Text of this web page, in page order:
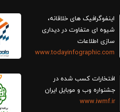
اینفوگرافیک های خلاقانه،
سازی اطلاعات
www.todayinfographic.com
افتخارات کسب شده در
جشنواره وب و موبایل ایران
www.iwmf.ir